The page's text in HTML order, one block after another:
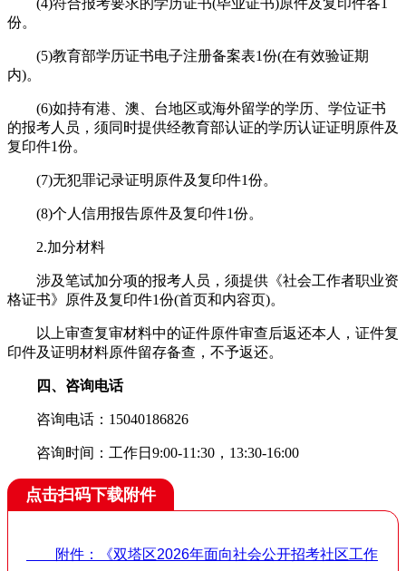
份。
(5)教育部学历证书电子注册备案表1份(在有效验证期
内)。
(6)如持有港、澳、台地区或海外留学的学历、学位证书
的报考人员，须同时提供经教育部认证的学历认证证明原件及
复印件1份。
(7)无犯罪记录证明原件及复印件1份。
(8)个人信用报告原件及复印件1份。
2.加分材料
涉及笔试加分项的报考人员，须提供《社会工作者职业资
格证书》原件及复印件1份(首页和内容页)。
以上审查复审材料中的证件原件审查后返还本人，证件复
印件及证明材料原件留存备查，不予返还。
四、咨询电话
咨询电话：15040186826
咨询时间：工作日9:00-11:30，13:30-16:00
点击扫码下载附件
附件：《双塔区2026年面向社会公开招考社区工作